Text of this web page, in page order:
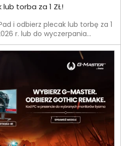
torba za 1 ZŁ!
i odbierz plecak lub torbę za 1
r. lub do wyczerpania